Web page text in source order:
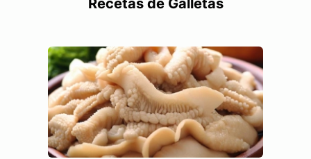
Recetas de Galletas